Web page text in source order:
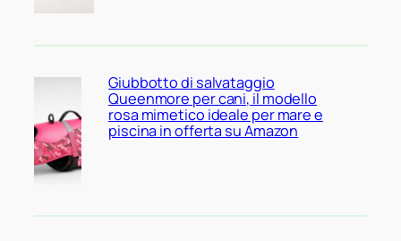
Giubbotto di salvataggio
Queenmore per cani, il modello
rosa mimetico ideale per mare e
piscina in offerta su Amazon